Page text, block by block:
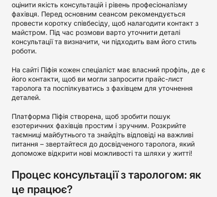
оцінити якість консультацій і рівень професіоналізму
фахівця. Перед основним сеансом рекомендується
провести коротку співбесіду, щоб налагодити контакт з
майстром. Під час розмови варто уточнити деталі
консультації та визначити, чи підходить вам його стиль
роботи.
На сайті Піфія кожен спеціаліст має власний профіль, де є
його контакти, щоб ви могли запросити прайс-лист
таролога та поспілкуватись з фахівцем для уточнення
деталей.
Платформа Піфія створена, щоб зробити пошук
езотеричних фахівців простим і зручним. Розкрийте
таємниці майбутнього та знайдіть відповіді на важливі
питання – звертайтеся до досвідченого таролога, який
допоможе відкрити нові можливості та шляхи у житті!
Процес консультації з тарологом: як
це працює?